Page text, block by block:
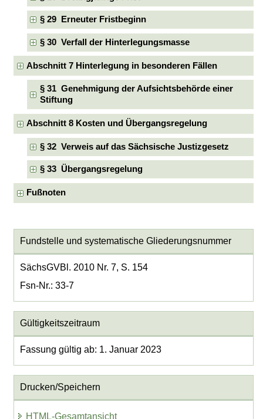
§ 29 Erneuter Fristbeginn
§ 30 Verfall der Hinterlegungsmasse
Abschnitt 7 Hinterlegung in besonderen Fällen
§ 31 Genehmigung der Aufsichtsbehörde einer
Stiftung
Abschnitt 8 Kosten und Übergangsregelung
§ 32 Verweis auf das Sächsische Justizgesetz
§ 33 Übergangsregelung
Fußnoten
Fundstelle und systematische Gliederungsnummer
SächsGVBl. 2010 Nr. 7, S. 154
Fsn-Nr.: 33-7
Gültigkeitszeitraum
Fassung gültig ab: 1. Januar 2023
Drucken/Speichern
HTML-Gesamtansicht